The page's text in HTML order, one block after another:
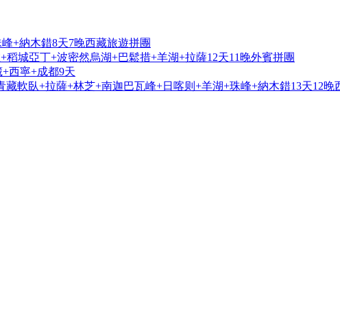
+納木錯8天7晚西藏旅遊拼團
稻城亞丁+波密然烏湖+巴鬆措+羊湖+拉薩12天11晚外賓拼團
西寧+成都9天
軟臥+拉薩+林芝+南迦巴瓦峰+日喀则+羊湖+珠峰+納木錯13天12晚